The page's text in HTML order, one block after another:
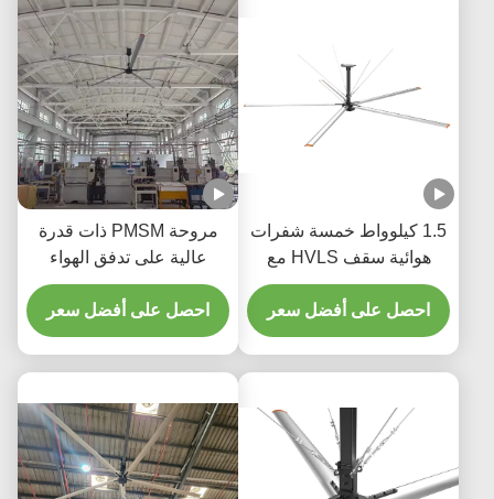
1.5 كيلوواط خمسة شفرات
هوائية سقف HVLS مع
التحكم عن بعد في محرك
AC
احصل على أفضل سعر
مروحة PMSM ذات قدرة
عالية على تدفق الهواء
مروحة سقف صناعية 24
قدم
احصل على أفضل سعر